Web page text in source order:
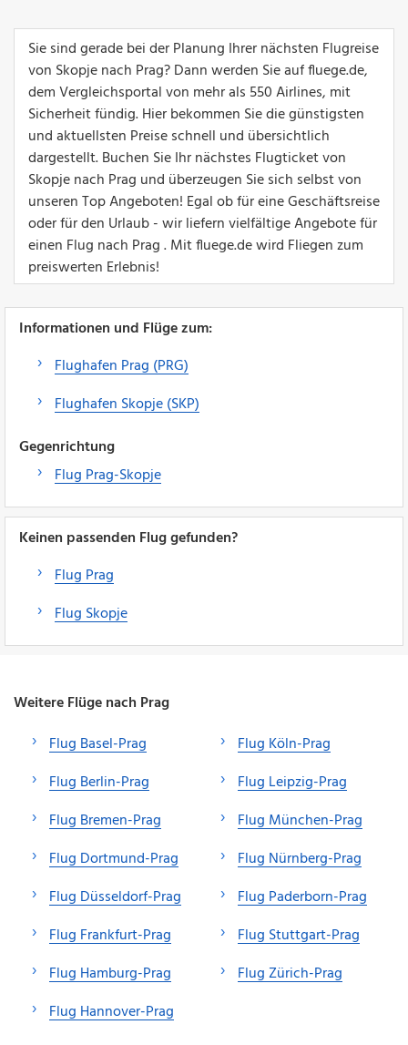
Sie sind gerade bei der Planung Ihrer nächsten Flugreise
von Skopje nach Prag? Dann werden Sie auf fluege.de,
dem Vergleichsportal von mehr als 550 Airlines, mit
Sicherheit fündig. Hier bekommen Sie die günstigsten
und aktuellsten Preise schnell und übersichtlich
dargestellt. Buchen Sie Ihr nächstes Flugticket von
Skopje nach Prag und überzeugen Sie sich selbst von
unseren Top Angeboten! Egal ob für eine Geschäftsreise
oder für den Urlaub - wir liefern vielfältige Angebote für
einen Flug nach Prag . Mit fluege.de wird Fliegen zum
preiswerten Erlebnis!
Informationen und Flüge zum:
Flughafen Prag (PRG)
Flughafen Skopje (SKP)
Gegenrichtung
Flug Prag-Skopje
Keinen passenden Flug gefunden?
Flug Prag
Flug Skopje
Weitere Flüge nach Prag
Flug Basel-Prag
Flug Berlin-Prag
Flug Bremen-Prag
Flug Dortmund-Prag
Flug Düsseldorf-Prag
Flug Frankfurt-Prag
Flug Hamburg-Prag
Flug Hannover-Prag
Flug Köln-Prag
Flug Leipzig-Prag
Flug München-Prag
Flug Nürnberg-Prag
Flug Paderborn-Prag
Flug Stuttgart-Prag
Flug Zürich-Prag